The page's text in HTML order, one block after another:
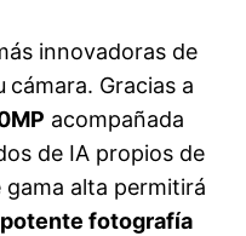
innovadoras de
cámara. Gracias a
acompañada
de IA propios de
alta permitirá
potente fotografía